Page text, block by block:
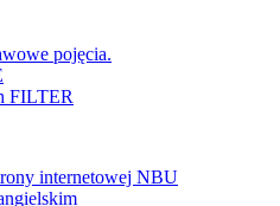
pojęcia.
FILTER
internetowej NBU